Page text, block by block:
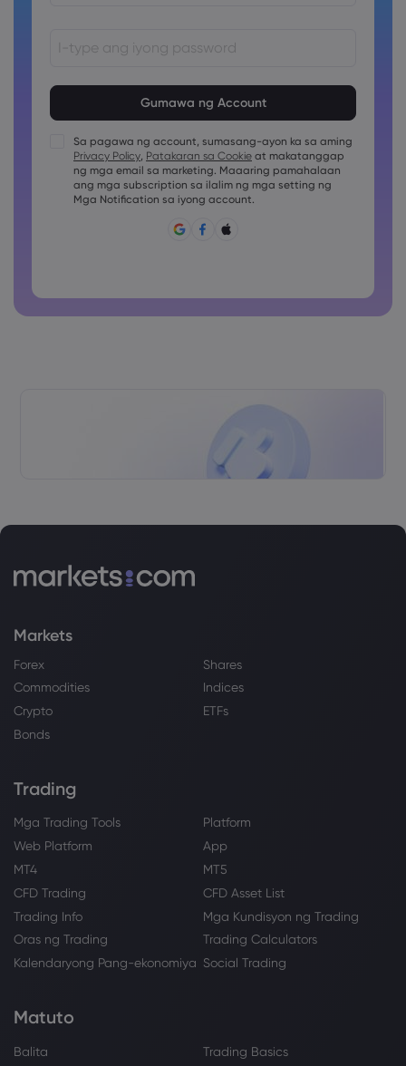
Ang password ay dapat maglalaman ng hindi bababa sa
Ang password ay dapat maglalaman ng hindi bababa sa
1 uppercase na karakter
Ang password ay dapat maglalaman ng hindi bababa sa
1 lowercase na karakter
Sa pagawa ng account, sumasang-ayon ka sa aming
Privacy Policy, Patakaran sa Cookie at makatanggap
ng mga email sa marketing. Maaaring pamahalaan
ang mga subscription sa ilalim ng mga setting ng
Mga Notification sa iyong account.
Markets
Forex
Shares
Commodities
Indices
Crypto
ETFs
Bonds
Trading
Mga Trading Tools
Platform
Web Platform
App
MT4
MT5
CFD Trading
CFD Asset List
Trading Info
Mga Kundisyon ng Trading
Oras ng Trading
Trading Calculators
Kalendaryong Pang-ekonomiya Social Trading
Matuto
Balita
Trading Basics